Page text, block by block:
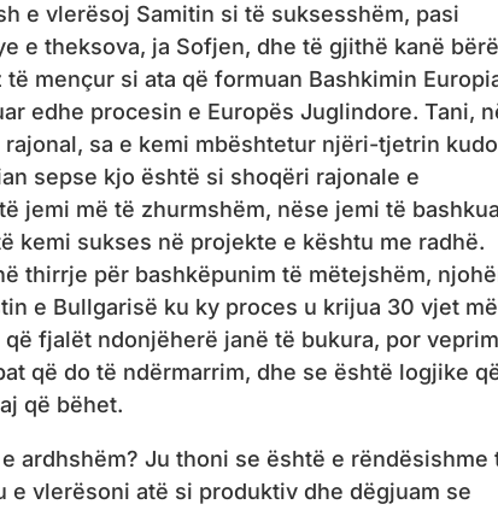
e vlerësoj Samitin si të suksesshëm, pasi
e theksova, ja Sofjen, dhe të gjithë kanë bërë
mençur si ata që formuan Bashkimin
edhe procesin e Europës Juglindore. Tani,
sa e kemi mbështetur njëri-tjetrin
sepse kjo është si shoqëri rajonale e
jemi më të zhurmshëm, nëse jemi të
kemi sukses në projekte e kështu me radhë.
thirrje për bashkëpunim të mëtejshëm,
e Bullgarisë ku ky proces u krijua 30 vjet më
fjalët ndonjëherë janë të bukura, por
që do të ndërmarrim, dhe se është logjike
që bëhet.
ardhshëm? Ju thoni se është e rëndësishme
vlerësoni atë si produktiv dhe dëgjuam se